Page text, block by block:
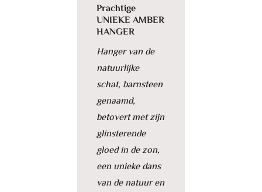
Prachtige
UNIEKE AMBER
HANGER
Hanger van de
natuurlijke
schat, barnsteen
genaamd,
betovert met zijn
glinsterende
gloed in de zon,
een unieke dans
van de natuur en